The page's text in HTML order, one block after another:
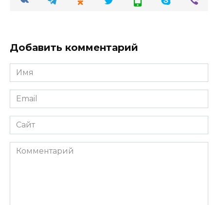
Добавить комментарий
Имя
Email
Сайт
Комментарий